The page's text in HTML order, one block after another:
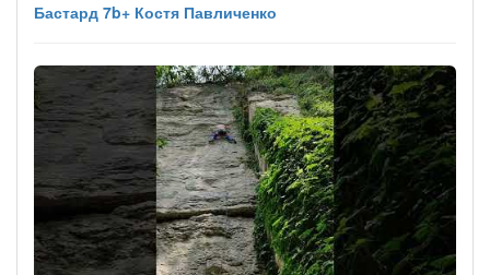
Бастард 7b+ Костя Павличенко